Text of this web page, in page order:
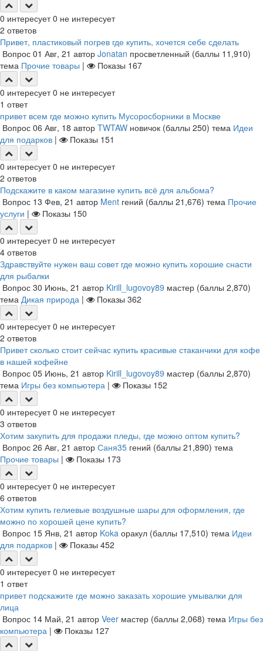
0 интересует 0 не интересует
2 ответов
Привет, пластиковый погрев где купить, хочется себе сделать
Вопрос 01 Авг, 21 автор Jonatan просветленный (баллы 11,910)
тема Прочие товары | Показы 167
0 интересует 0 не интересует
1 ответ
привет всем где можно купить Мусоросборники в Москве
Вопрос 06 Авг, 18 автор TWTAW новичок (баллы 250) тема Идеи
для подарков | Показы 151
0 интересует 0 не интересует
2 ответов
Подскажите в каком магазине купить всё для альбома?
Вопрос 13 Фев, 21 автор Ment гений (баллы 21,676) тема Прочие
услуги | Показы 150
0 интересует 0 не интересует
4 ответов
Здравствуйте нужен ваш совет где можно купить хорошие снасти
для рыбалки
Вопрос 30 Июнь, 21 автор Kirill_lugovoy89 мастер (баллы 2,870)
тема Дикая природа | Показы 362
0 интересует 0 не интересует
2 ответов
Привет сколько стоит сейчас купить красивые стаканчики для кофе
в нашей кофейне
Вопрос 05 Июнь, 21 автор Kirill_lugovoy89 мастер (баллы 2,870)
тема Игры без компьютера | Показы 152
0 интересует 0 не интересует
3 ответов
Хотим закупить для продажи пледы, где можно оптом купить?
Вопрос 26 Авг, 21 автор Саня35 гений (баллы 21,890) тема
Прочие товары | Показы 173
0 интересует 0 не интересует
6 ответов
Хотим купить гелиевые воздушные шары для оформления, где
можно по хорошей цене купить?
Вопрос 15 Янв, 21 автор Koka оракул (баллы 17,510) тема Идеи
для подарков | Показы 452
0 интересует 0 не интересует
1 ответ
привет подскажите где можно заказать хорошие умывалки для
лица
Вопрос 14 Май, 21 автор Veer мастер (баллы 2,068) тема Игры без
компьютера | Показы 127